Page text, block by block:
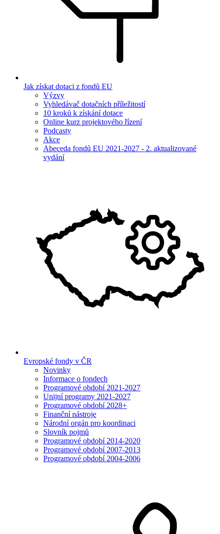
Jak získat dotaci z fondů EU
Výzvy
Vyhledávač dotačních příležitostí
10 kroků k získání dotace
Online kurz projektového řízení
Podcasty
Akce
Abeceda fondů EU 2021-2027 - 2. aktualizované
vydání
Evropské fondy v ČR
Novinky
Informace o fondech
Programové období 2021-2027
Unijní programy 2021-2027
Programové období 2028+
Finanční nástroje
Národní orgán pro koordinaci
Slovník pojmů
Programové období 2014-2020
Programové období 2007-2013
Programové období 2004-2006